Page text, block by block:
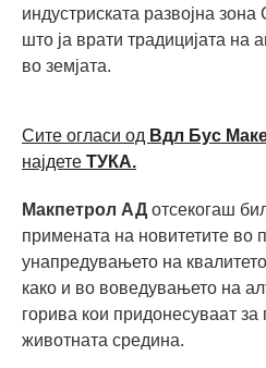
индустриската развојна
што ја врати традицијата на
во земјата.
Сите огласи од Вдл Бус
најдете ТУКА.
Макпетрол АД отсекогаш
примената на новитетите во
унапредувањето на
како и во воведувањето на
горива кои придонесуваат
животната средина.